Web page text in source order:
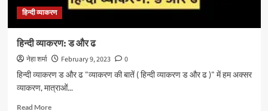
हिन्दी व्याकरण
हिन्दी व्याकरण: ड और ढ
नेहा शर्मा February 9, 2023
0
हिन्दी व्याकरण ड और ढ "व्याकरण की बातें ( हिन्दी व्याकरण ड और ढ )" में हम अक्सर
व्याकरण, मात्राओं...
Read MoreRead